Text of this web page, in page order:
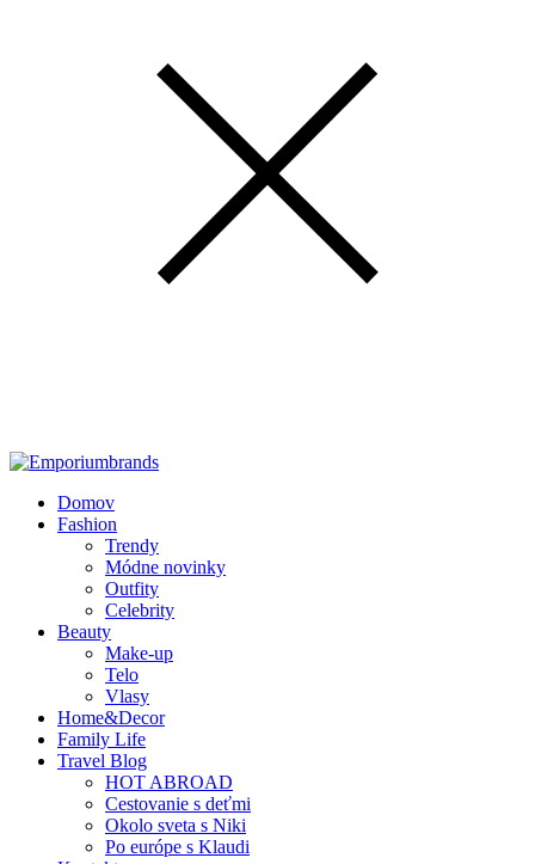
Domov
Fashion
Trendy
Módne novinky
Outfity
Celebrity
Beauty
Make-up
Telo
Vlasy
Home&Decor
Family Life
Travel Blog
HOT ABROAD
Cestovanie s deťmi
Okolo sveta s Niki
Po európe s Klaudi